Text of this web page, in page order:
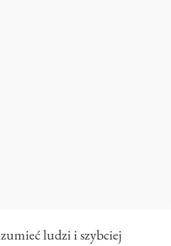
ludzi i szybciej